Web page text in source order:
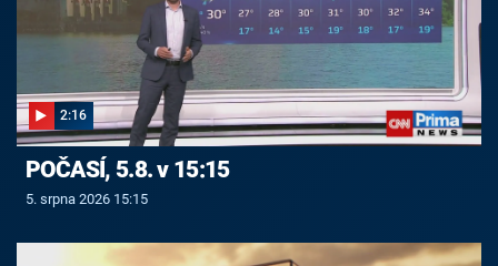
2:16
POČASÍ, 5.8. v 15:15
5. srpna 2026 15:15